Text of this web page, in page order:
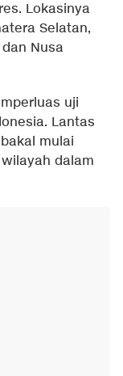
Lokasinya
Selatan,
Nusa
uji
Lantas
mulai
dalam